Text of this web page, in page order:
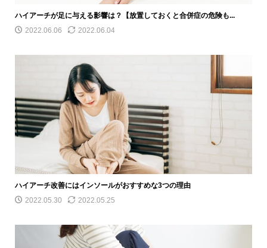
ハイアーチが足に与える影響は？【放置しておくと合併症の危険も...
2022.06.06
2022.06.04
ハイアーチ改善にはインソールがおすすめな3つの理由
2022.05.30
2022.05.25